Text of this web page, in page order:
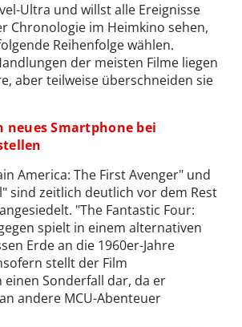
Ultra und willst alle Ereignisse
Chronologie im Heimkino sehen,
Reihenfolge wählen.
der meisten Filme liegen
aber teilweise überschneiden sie
neues Smartphone bei
America: The First Avenger" und
sind zeitlich deutlich vor dem Rest
"The Fantastic Four:
spielt in einem alternativen
Erde an die 1960er-Jahre
stellt der Film
einen Sonderfall dar, da er
andere MCU-Abenteuer